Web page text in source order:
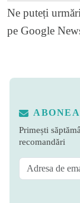
Ne puteți
pe Google
Primești
recomandări